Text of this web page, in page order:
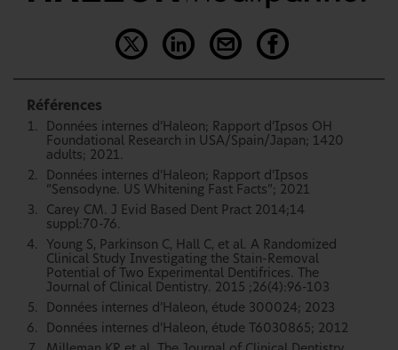
Références
Données internes d’Haleon; Rapport d’Ipsos OH
Foundational Research in USA/Spain/Japan; 1420
adults; 2021.
Données internes d’Haleon; Rapport d’Ipsos
“Sensodyne. US Whitening Fast Facts”; 2021
Carey CM. J Evid Based Dent Pract 2014;14
suppl:70-76.
Young S, Parkinson C, Hall C, et al. A Randomized
Clinical Study Investigating the Stain-Removal
Potential of Two Experimental Dentifrices. The
Journal of Clinical Dentistry. 2015 ;26(4):96-103
Données internes d’Haleon, étude 300024; 2023
Données internes d’Haleon, étude T6030865; 2012